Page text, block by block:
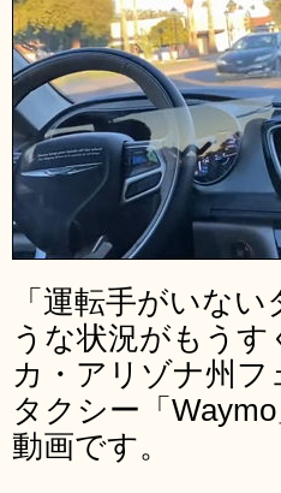
「運転手がいな
うな状況がもう
カ・アリゾナ州
タクシー「
動画です。